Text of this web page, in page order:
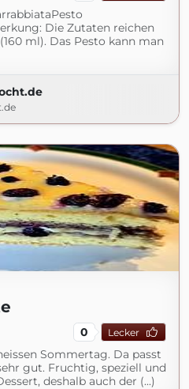
Die Zutaten reichen
ml). Das Pesto kann man
0 Lecker
Sommertag. Da passt
gut. Fruchtig, speziell und
deshalb auch der (...)